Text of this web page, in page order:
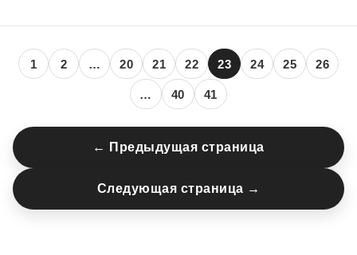
1 2 … 20 21 22 23 24 25 26
… 40 41
← Предыдущая страница
Следующая страница →